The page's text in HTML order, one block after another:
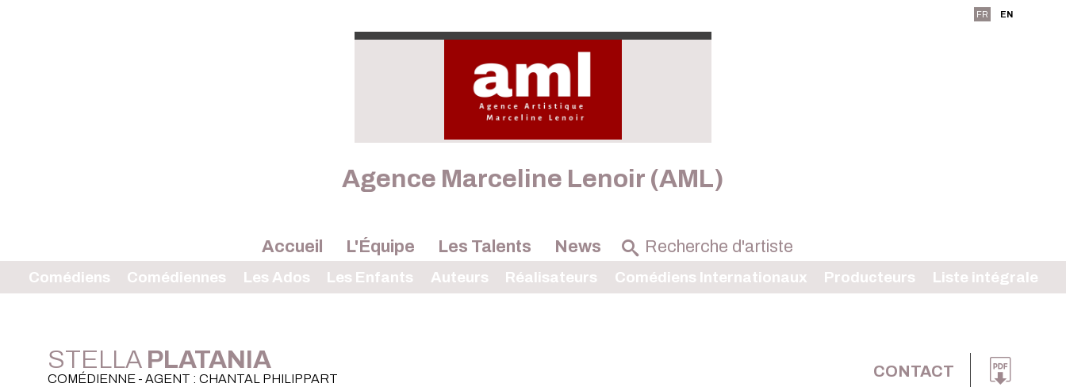
FR EN
Agence Marceline Lenoir (AML)
Accueil L'Équipe Les Talents
Comédiens Comédiennes Les Ados Les Enfants Auteurs Réalisateurs Comédiens Internationaux Producteurs Liste intégrale
News
STELLA PLATANIA
COMÉDIENNE - AGENT : CHANTAL PHILIPPART CONTACT